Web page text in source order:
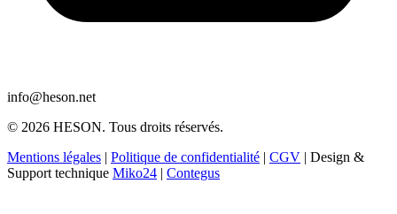
info@heson.net
© 2026 HESON. Tous droits réservés.
Mentions légales | Politique de confidentialité | CGV | Design &
Support technique Miko24 | Contegus